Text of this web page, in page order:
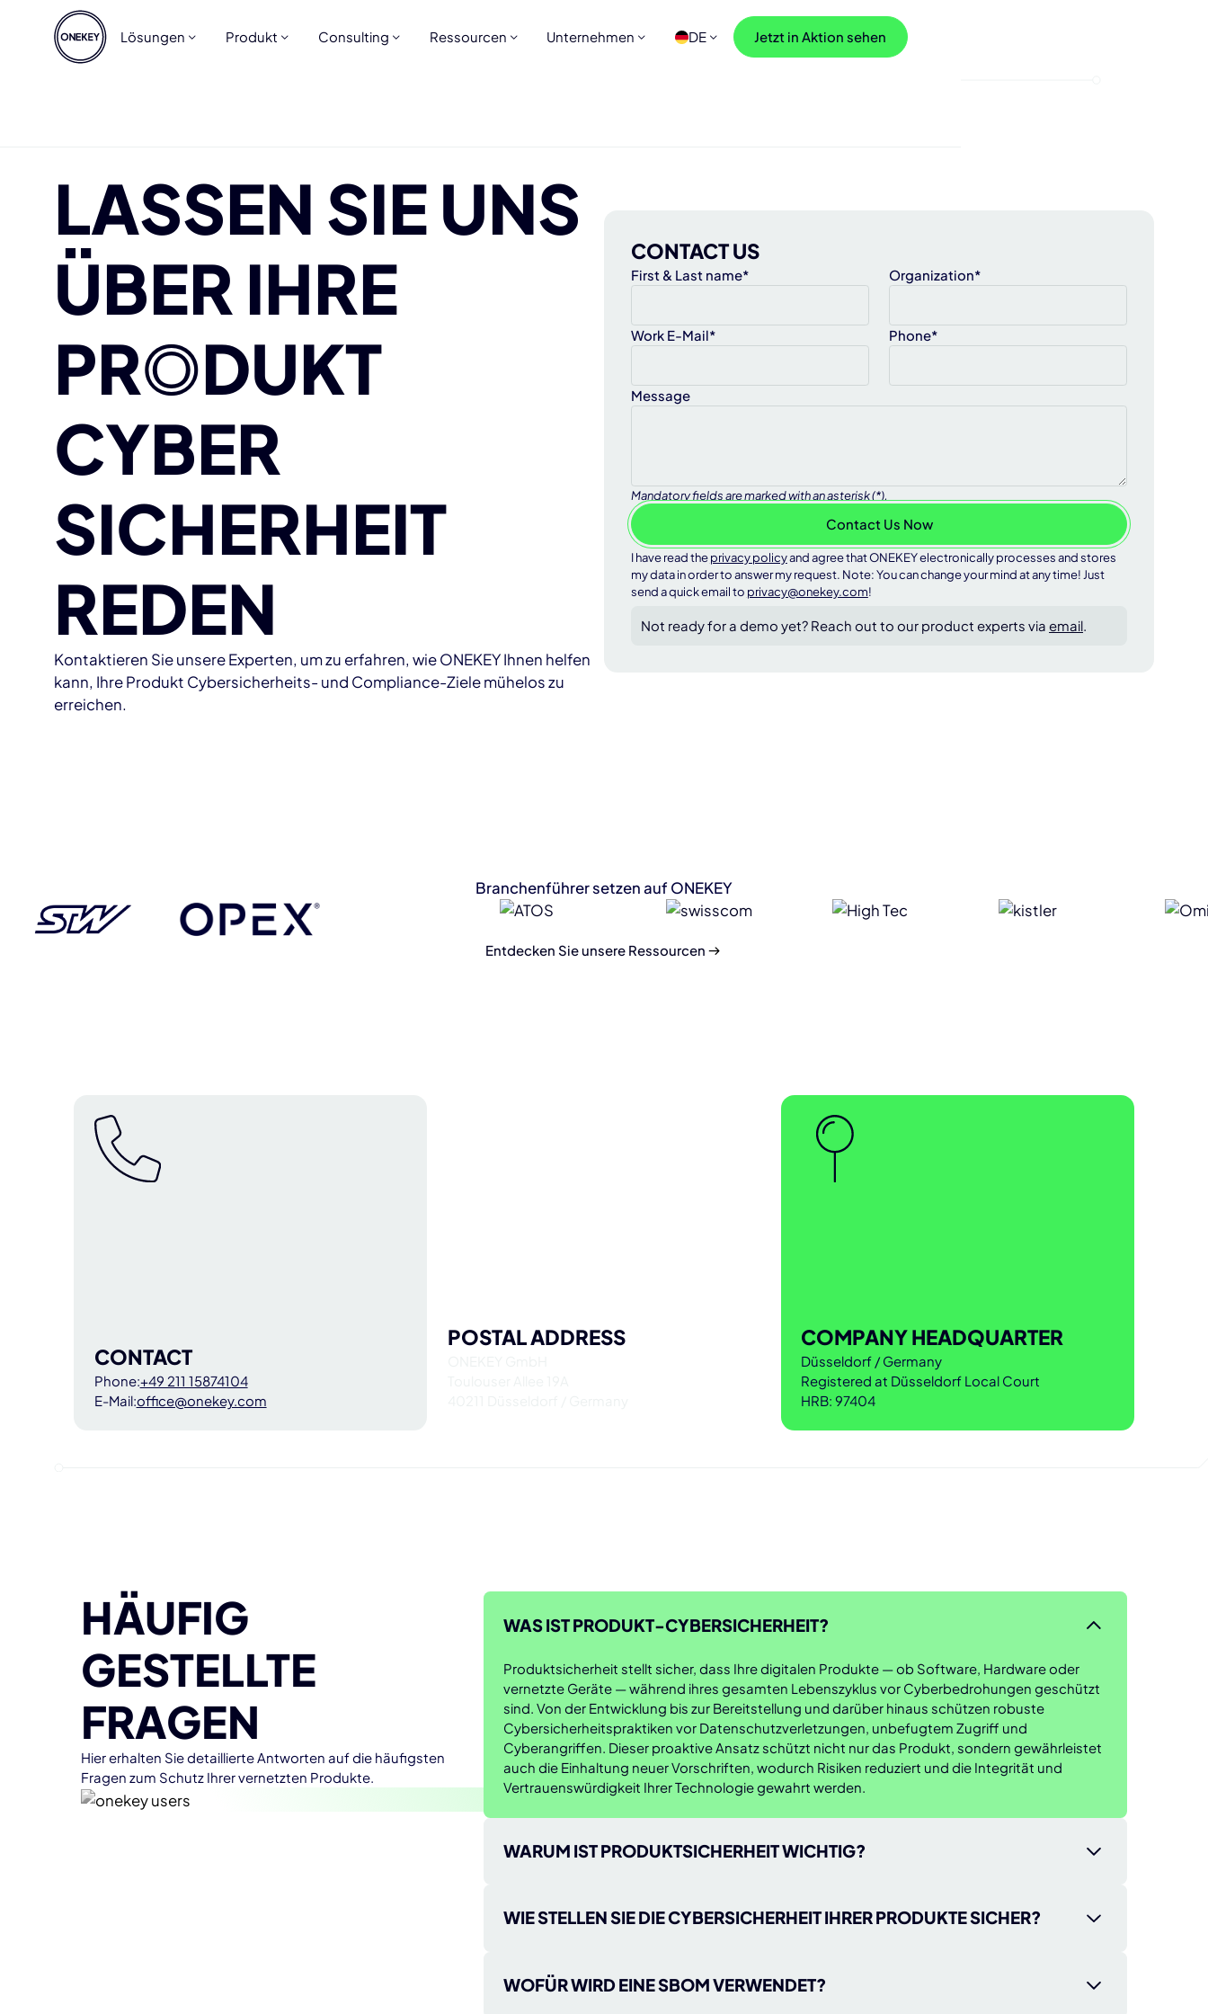
Lösungen Produkt Consulting Ressourcen Unternehmen DE Jetzt in Aktion sehen
LASSEN SIE UNS
ÜBER IHRE
PRODUKT
CYBER
SICHERHEIT
REDEN
Kontaktieren Sie unsere Experten, um zu erfahren, wie ONEKEY Ihnen helfen
kann, Ihre Produkt Cybersicherheits- und Compliance-Ziele mühelos zu
erreichen.
CONTACT US
First & Last name* Organization*
Work E-Mail* Phone*
Message
Mandatory fields are marked with an asterisk (*).
I have read theprivacy policyand agree that ONEKEY electronically processes and stores
my data in order to answer my request. Note: You can change your mind at any time! Just
send a quick email to privacy@onekey.com!
Not ready for a demo yet? Reach out to our product experts viaemail.
Branchenführer setzen auf ONEKEY
Entdecken Sie unsere Ressourcen
CONTACT
Phone:+49 211 15874104
E-Mail:office@onekey.com
POSTAL ADDRESS COMPANY HEADQUARTER
Düsseldorf / Germany
Registered at Düsseldorf Local Court
HRB: 97404
HÄUFIG
GESTELLTE
FRAGEN
Hier erhalten Sie detaillierte Antworten auf die häufigsten
Fragen zum Schutz Ihrer vernetzten Produkte.
WAS IST PRODUKT-CYBERSICHERHEIT?
Produktsicherheit stellt sicher, dass Ihre digitalen Produkte — ob Software, Hardware oder
vernetzte Geräte — während ihres gesamten Lebenszyklus vor Cyberbedrohungen geschützt
sind. Von der Entwicklung bis zur Bereitstellung und darüber hinaus schützen robuste
Cybersicherheitspraktiken vor Datenschutzverletzungen, unbefugtem Zugriff und
Cyberangriffen. Dieser proaktive Ansatz schützt nicht nur das Produkt, sondern gewährleistet
auch die Einhaltung neuer Vorschriften, wodurch Risiken reduziert und die Integrität und
Vertrauenswürdigkeit Ihrer Technologie gewahrt werden.
WARUM IST PRODUKTSICHERHEIT WICHTIG?
Cyberbedrohungen zu schützen, sensible Daten zu schützen und einen reibungslosen Betrieb
finanziellen Verlusten, Reputationsschäden und Sicherheitslücken führen können. Starke
Cybersicherheitspraktiken helfen Ihnen dabei, die Vorschriften einzuhalten, das Vertrauen Ihrer
WIE STELLEN SIE DIE CYBERSICHERHEIT IHRER PRODUKTE SICHER?
ihres gesamten Lebenszyklus. So können Sie das erreichen:
WOFÜR WIRD EINE SBOM VERWENDET?